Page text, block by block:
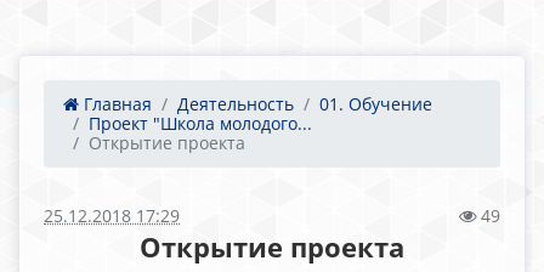
Главная Деятельность
01. Обучение
Проект "Школа молодого...
Открытие проекта
25.12.2018 17:29 49
Открытие проекта